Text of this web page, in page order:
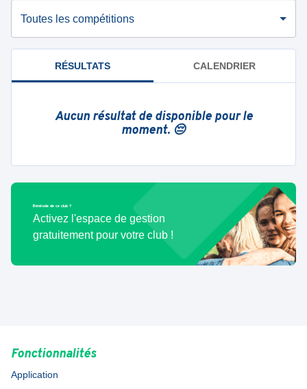
Toutes les compétitions
RÉSULTATS CALENDRIER
Aucun résultat de disponible pour le
moment. 😔
Bénévole de ce club ?
Activez l'espace de gestion
gratuitement pour votre club !
Fonctionnalités
Application